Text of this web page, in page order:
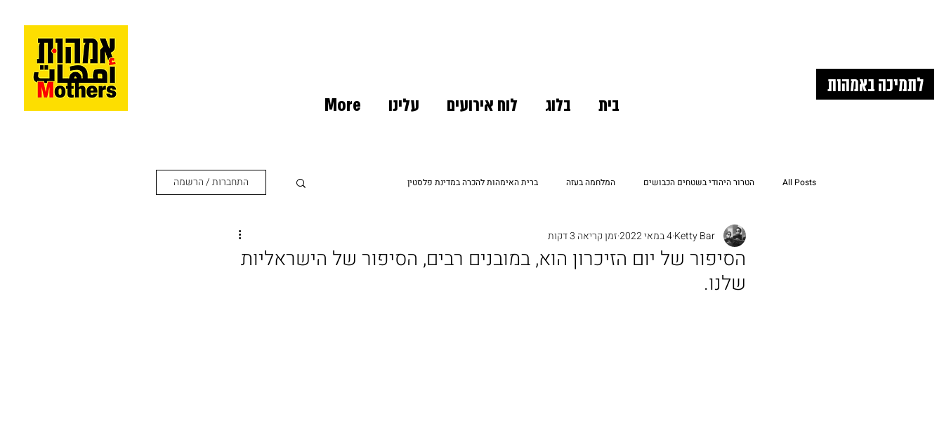
בית בלוג לוח אירועים עלינו More
לתמיכה באמהות
All Posts הטרור היהודי בשטחים הכבושים המלחמה בעזה ברית האימהות להכרה במדינת פלסטין
תוציאו את הילדים שלנו מהשטחים הכבוש כרוניקה של מחאה
התחברות / הרשמה
הסיפור של יום הזיכרון הוא, במובנים רבים, הסיפור של הישראליות
שלנו.
Ketty Bar4 במאי 2022 זמן קריאה 3 דקות